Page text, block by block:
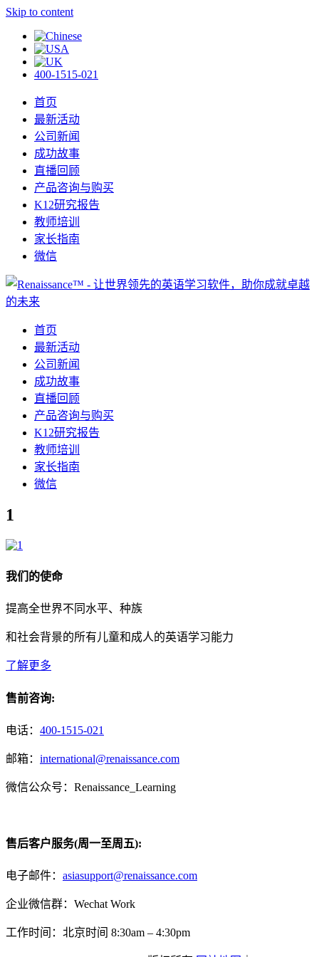
Skip to content
400-1515-021
首页
最新活动
公司新闻
成功故事
直播回顾
产品咨询与购买
K12研究报告
教师培训
家长指南
微信
首页
最新活动
公司新闻
成功故事
直播回顾
产品咨询与购买
K12研究报告
教师培训
家长指南
微信
1
我们的使命
提高全世界不同水平、种族
和社会背景的所有儿童和成人的英语学习能力
了解更多
售前咨询:
电话： 400-1515-021
邮箱： international@renaissance.com
微信公众号：Renaissance_Learning
售后客户服务(周一至周五):
电子邮件： asiasupport@renaissance.com
企业微信群：Wechat Work
工作时间：北京时间 8:30am – 4:30pm